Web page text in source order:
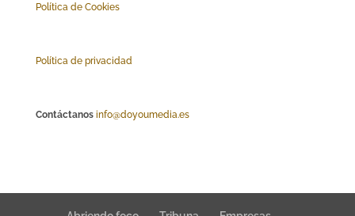
Política de Cookies
Política de privacidad
Contáctanos info@doyoumedia.es